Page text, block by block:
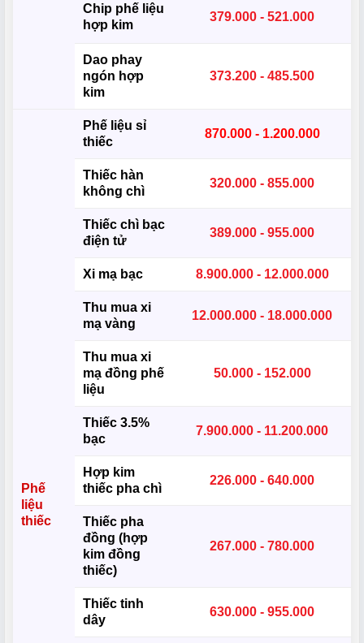
Chip phế liệu
hợp kim
379.000 - 521.000
Dao phay
ngón hợp
kim
373.200 - 485.500
Phế
liệu
thiếc
Phế liệu sỉ
thiếc
870.000 - 1.200.000
Thiếc hàn
không chì
320.000 - 855.000
Thiếc chì bạc
điện tử
389.000 - 955.000
Xi mạ bạc 8.900.000 - 12.000.000
Thu mua xi
mạ vàng
12.000.000 - 18.000.000
Thu mua xi
mạ đồng phế
liệu
50.000 - 152.000
Thiếc 3.5%
bạc
7.900.000 - 11.200.000
Hợp kim
thiếc pha chì
226.000 - 640.000
Thiếc pha
đồng (hợp
kim đồng
thiếc)
267.000 - 780.000
Thiếc tinh
dây
630.000 - 955.000